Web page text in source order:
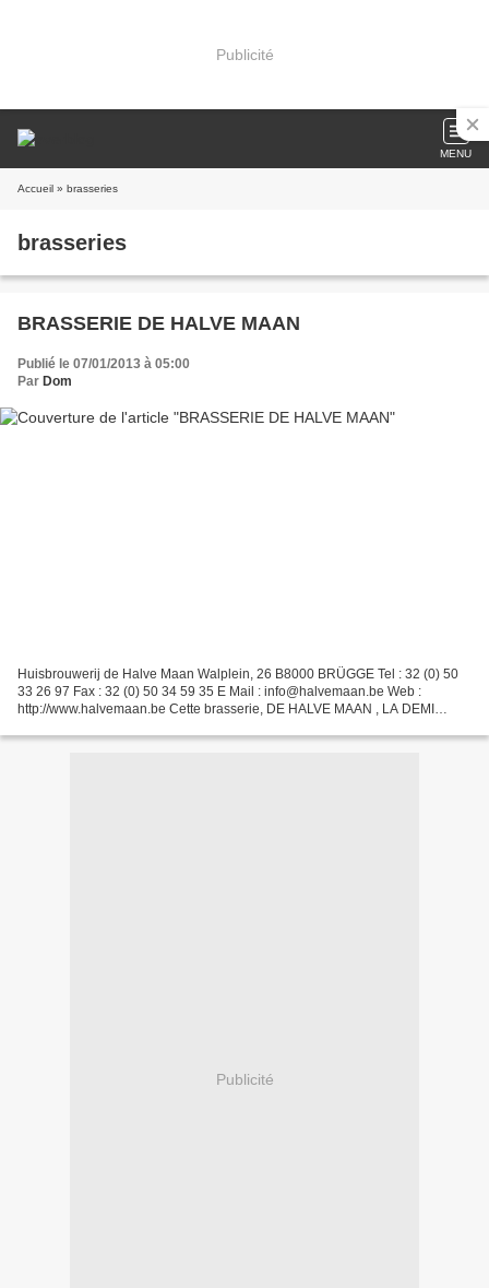
Publicité
MENU
Accueil » brasseries
brasseries
BRASSERIE DE HALVE MAAN
Publié le 07/01/2013 à 05:00
Par Dom
Huisbrouwerij de Halve Maan Walplein, 26 B8000 BRÜGGE Tel : 32 (0) 50
33 26 97 Fax : 32 (0) 50 34 59 35 E Mail : info@halvemaan.be Web :
http://www.halvemaan.be Cette brasserie, DE HALVE MAAN , LA DEMI
Publicité